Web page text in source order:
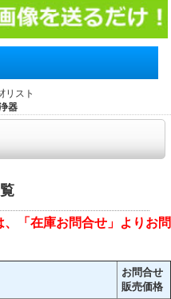
リスト
器
「在庫お問合せ」よりお問
お問合せ
販売価格